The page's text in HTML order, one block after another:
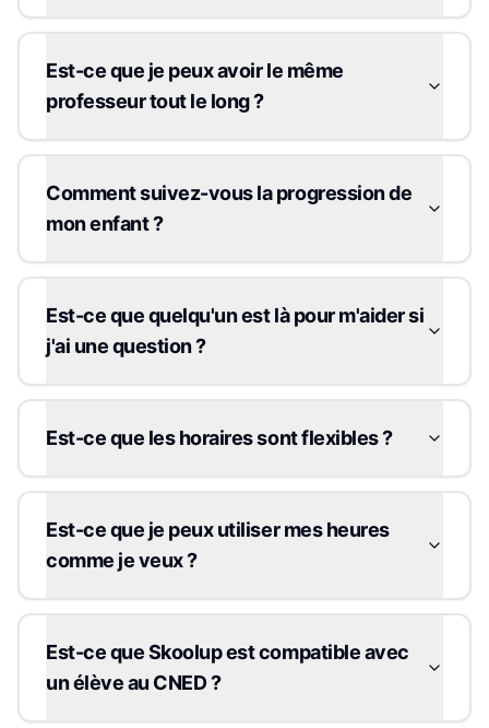
Est-ce que je peux avoir le même
professeur tout le long ?
Comment suivez-vous la progression de
mon enfant ?
Est-ce que quelqu'un est là pour m'aider si
j'ai une question ?
Est-ce que les horaires sont flexibles ?
Est-ce que je peux utiliser mes heures
comme je veux ?
Est-ce que Skoolup est compatible avec
un élève au CNED ?